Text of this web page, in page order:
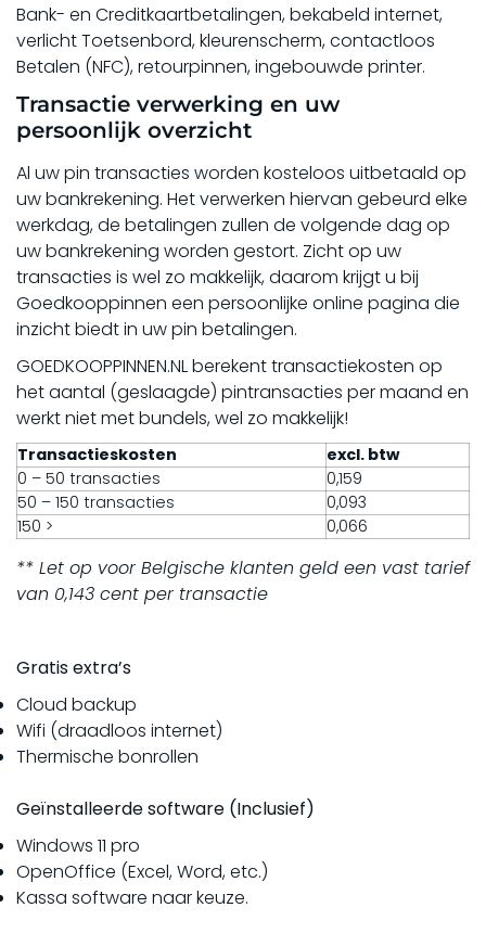
Bank- en Creditkaartbetalingen, bekabeld internet,
verlicht Toetsenbord, kleurenscherm, contactloos
Betalen (NFC), retourpinnen, ingebouwde printer.
Transactie verwerking en uw
persoonlijk overzicht
Al uw pin transacties worden kosteloos uitbetaald op
uw bankrekening. Het verwerken hiervan gebeurd elke
werkdag, de betalingen zullen de volgende dag op
uw bankrekening worden gestort. Zicht op uw
transacties is wel zo makkelijk, daarom krijgt u bij
Goedkooppinnen een persoonlijke online pagina die
inzicht biedt in uw pin betalingen.
GOEDKOOPPINNEN.NL berekent transactiekosten op
het aantal (geslaagde) pintransacties per maand en
werkt niet met bundels, wel zo makkelijk!
Transactieskosten
excl. btw
0 – 50 transacties
0,159
50 – 150 transacties
0,093
150 >
0,066
** Let op voor Belgische klanten geld een vast tarief
van 0,143 cent per transactie
Gratis extra’s
Cloud backup
Wifi (draadloos internet)
Thermische bonrollen
Geïnstalleerde software (Inclusief)
Windows 11 pro
OpenOffice (Excel, Word, etc.)
Kassa software naar keuze.